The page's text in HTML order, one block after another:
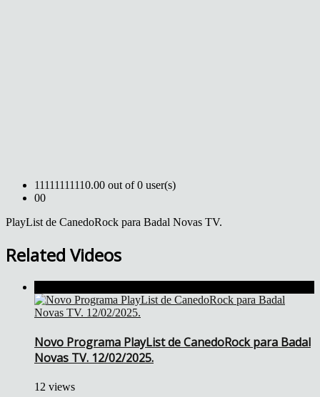
11111111110.00 out of 0 user(s)
00
PlayList de CanedoRock para Badal Novas TV.
Related Videos
Novo Programa PlayList de CanedoRock para Badal
Novas TV. 12/02/2025.
12 views